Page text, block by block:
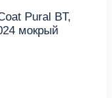
Pural BT,
мокрый